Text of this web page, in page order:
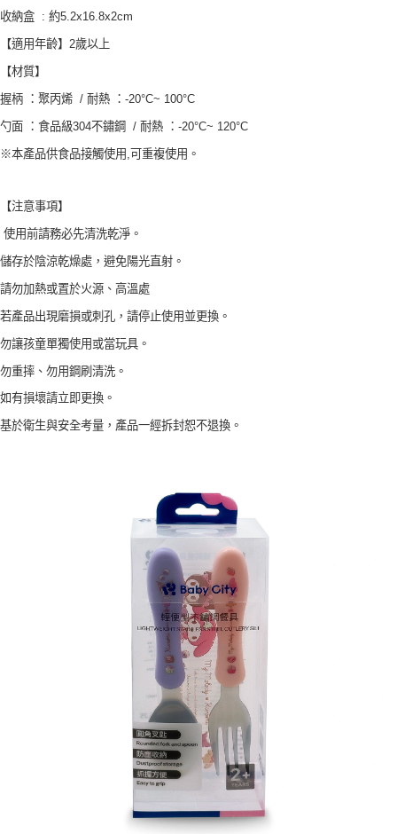
※ 交易是否成功請以「AFTEE先享後付 」之結帳頁面顯示為準，若有關於
是否繳費成功／繳費後需取消欲退款等相關疑問，請聯繫「AFTEE先享後付
客戶支援中心」https://netprotections.freshdesk.com/support/home
【注意事項】
易，需依本服務之必要範圍內提供個人資料，並將交易相關給付款項請求債
權轉讓予恩沛科技股份有限公司。
２．關於個人資料處理事宜，請瀏覽以下網址：
https://aftee.tw/terms/#terms3
任。
４．使用「AFTEE先享後付」時，將依據個別帳號之用戶狀況，依本公司即
時審查核予不同之上限額度；若仍有額度不足之情形，本公司將視審查結果
５．嚴禁一人註冊多個帳號或使用他人資訊註冊。若發現惡意使用之情形，
付款後7-11取貨
宅配
離島宅配
每筆NT$150，滿NT$890(含以上)免運費
收納盒 : 約5.2x16.8x2cm
【適用年齡】2歲以上
【材質】
握柄 ：聚丙烯 / 耐熱 ：-20°C~ 100°C
勺面 ：食品級304不鏽鋼 / 耐熱 ：-20°C~ 120°C
※本產品供食品接觸使用,可重複使用。
【注意事項】
使用前請務必先清洗乾淨。
儲存於陰涼乾燥處，避免陽光直射。
請勿加熱或置於火源、高溫處
若產品出現磨損或刺孔，請停止使用並更換。
勿讓孩童單獨使用或當玩具。
勿重摔、勿用鋼刷清洗。
如有損壞請立即更換。
基於衛生與安全考量，產品一經拆封恕不退換。